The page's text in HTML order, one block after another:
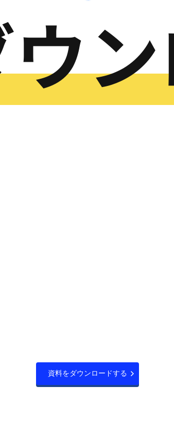
イベントや
当日の受付